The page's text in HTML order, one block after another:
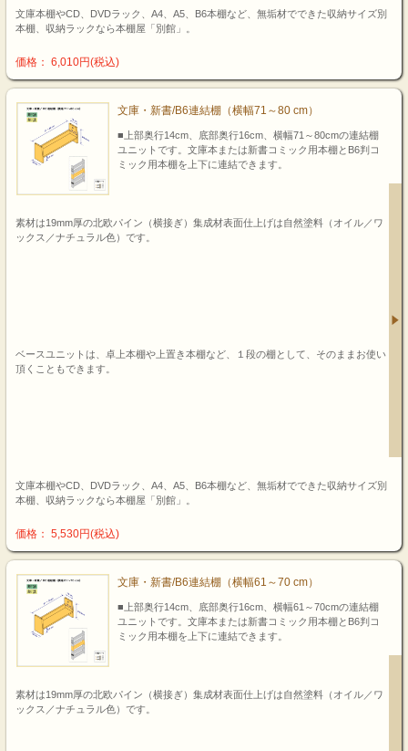
文庫本棚やCD、DVDラック、A4、A5、B6本棚など、無垢材でできた収納サイズ別
本棚、収納ラックなら本棚屋「別館」。
価格： 6,010円(税込)
文庫・新書/B6連結棚（横幅71～80 cm）
■上部奥行14cm、底部奥行16cm、横幅71～80cmの連結棚
ユニットです。文庫本または新書コミック用本棚とB6判コ
ミック用本棚を上下に連結できます。
素材は19mm厚の北欧パイン（横接ぎ）集成材表面仕上げは自然塗料（オイル／ワ
ックス／ナチュラル色）です。
ベースユニットは、卓上本棚や上置き本棚など、１段の棚として、そのままお使い
頂くこともできます。
文庫本棚やCD、DVDラック、A4、A5、B6本棚など、無垢材でできた収納サイズ別
本棚、収納ラックなら本棚屋「別館」。
価格： 5,530円(税込)
文庫・新書/B6連結棚（横幅61～70 cm）
■上部奥行14cm、底部奥行16cm、横幅61～70cmの連結棚
ユニットです。文庫本または新書コミック用本棚とB6判コ
ミック用本棚を上下に連結できます。
素材は19mm厚の北欧パイン（横接ぎ）集成材表面仕上げは自然塗料（オイル／ワ
ックス／ナチュラル色）です。